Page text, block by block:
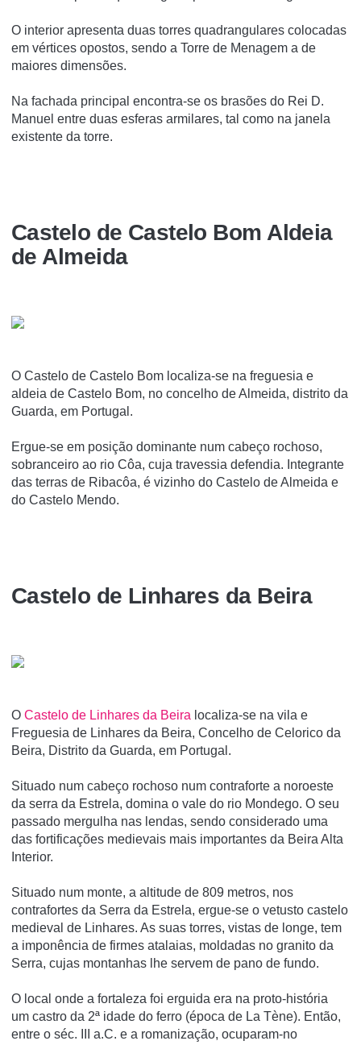
O interior apresenta duas torres quadrangulares colocadas
em vértices opostos, sendo a Torre de Menagem a de
maiores dimensões.
Na fachada principal encontra-se os brasões do Rei D.
Manuel entre duas esferas armilares, tal como na janela
existente da torre.
Castelo de Castelo Bom Aldeia
de Almeida
O Castelo de Castelo Bom localiza-se na freguesia e
aldeia de Castelo Bom, no concelho de Almeida, distrito da
Guarda, em Portugal.
Ergue-se em posição dominante num cabeço rochoso,
sobranceiro ao rio Côa, cuja travessia defendia. Integrante
das terras de Ribacôa, é vizinho do Castelo de Almeida e
do Castelo Mendo.
Castelo de Linhares da Beira
O Castelo de Linhares da Beira localiza-se na vila e
Freguesia de Linhares da Beira, Concelho de Celorico da
Beira, Distrito da Guarda, em Portugal.
Situado num cabeço rochoso num contraforte a noroeste
da serra da Estrela, domina o vale do rio Mondego. O seu
passado mergulha nas lendas, sendo considerado uma
das fortificações medievais mais importantes da Beira Alta
Interior.
Situado num monte, a altitude de 809 metros, nos
contrafortes da Serra da Estrela, ergue-se o vetusto castelo
medieval de Linhares. As suas torres, vistas de longe, tem
a imponência de firmes atalaias, moldadas no granito da
Serra, cujas montanhas lhe servem de pano de fundo.
O local onde a fortaleza foi erguida era na proto-história
um castro da 2ª idade do ferro (época de La Tène). Então,
entre o séc. III a.C. e a romanização, ocuparam-no